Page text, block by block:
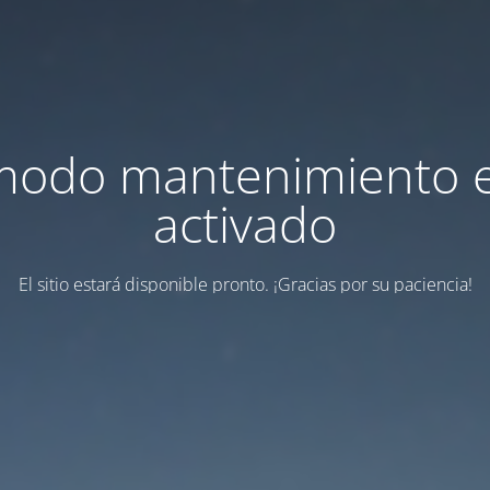
mantenimiento
activado
El sitio estará disponible pronto. ¡Gracias por su paciencia!